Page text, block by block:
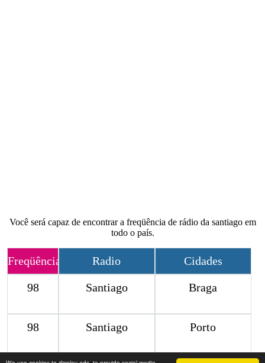
Você será capaz de encontrar a freqüência de rádio da santiago em
todo o país.
Freqüência Radio Cidades
98 Santiago Braga
98 Santiago Porto